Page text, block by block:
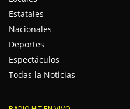
Estatales
Nacionales
Deportes
Espectáculos
Todas la Noticias